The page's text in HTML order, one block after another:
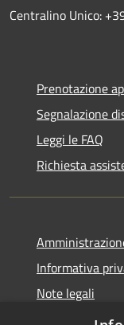
Centralino Unico:
Prenotazione
Segnalazione
Leggi le FAQ
Richiesta
Informativa
Note legali
Dichiarazione